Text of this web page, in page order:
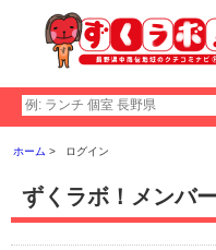
ホーム ログイン
ずくラボ！メンバ